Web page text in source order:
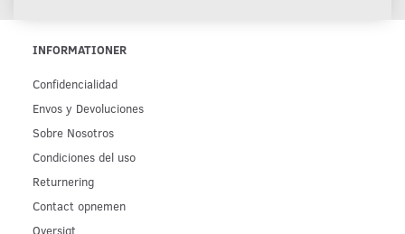
INFORMATIONER
Confidencialidad
Env­os y Devoluciones
Sobre Nosotros
Condiciones del uso
Returnering
Contact opnemen
Oversigt